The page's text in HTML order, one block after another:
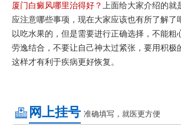
厦门白癜风哪里治得好？
上面给大家介绍的
应注意哪些事项，现在大家应该也有所了解了
以吃水果的，但是需要进行正确选择，不能粗
劳逸结合，不要让自己神太过紧张，要用积极
这样才有利于疾病更好恢复。
网上挂号 准确填写，就医更方便